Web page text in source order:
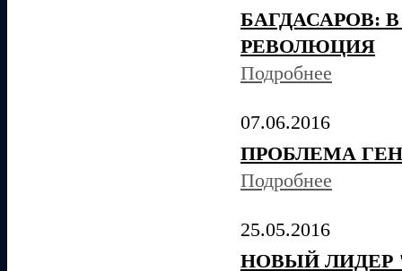
БАГДАСАРОВ:
РЕВОЛЮЦИЯ
Подробнее
07.06.2016
ПРОБЛЕМА
Подробнее
25.05.2016
НОВЫЙ ЛИДЕР